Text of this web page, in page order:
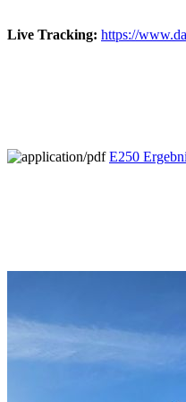
Live Tracking: https://
E250